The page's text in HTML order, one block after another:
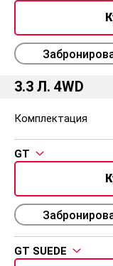
3.3 Л. 4WD
Комплектация
GT
GT SUEDE